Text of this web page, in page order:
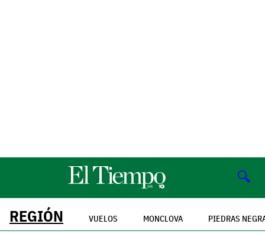
🔍
REGIÓN VUELOS MONCLOVA PIEDRAS